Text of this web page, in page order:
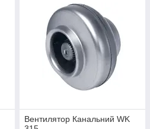
Вентилятор Канальний WK